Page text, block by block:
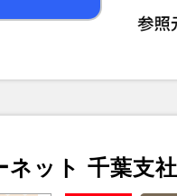
ネット 千葉支社